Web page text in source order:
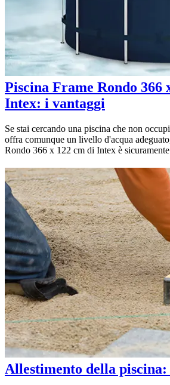
Piscina Frame Rondo 366
Intex: i vantaggi
Se stai cercando una piscina che non
offra comunque un livello d'acqua
Rondo 366 x 122 cm di Intex è sicuramente
Allestimento della